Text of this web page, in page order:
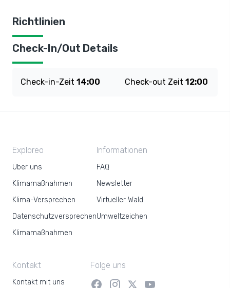
Richtlinien
Check-In/Out Details
Check-in-Zeit 14:00 Check-out Zeit 12:00
Exploreo
Über uns
Klimamaßnahmen
Klima-Versprechen
Datenschutzversprechen
Klimamaßnahmen
Informationen
FAQ
Newsletter
Virtueller Wald
Umweltzeichen
Kontakt
Kontakt mit uns
Folge uns